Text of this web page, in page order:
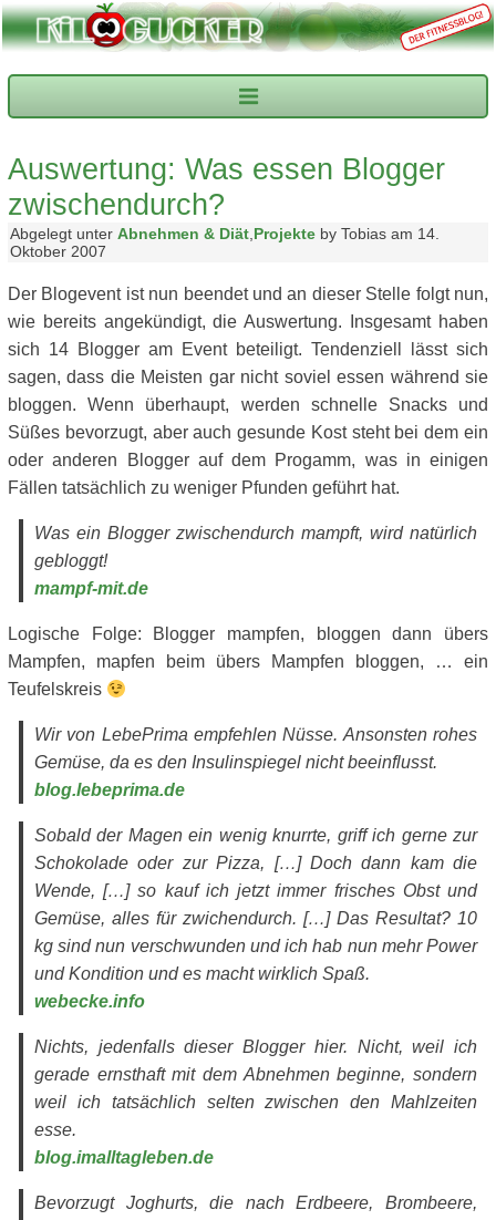
Auswertung: Was essen Blogger
zwischendurch?
Abgelegt unter Abnehmen & Diät Projekte by Tobias am 14.
Oktober 2007
Der Blogevent ist nun beendet und an dieser Stelle folgt nun,
wie bereits angekündigt, die Auswertung. Insgesamt haben
sich 14 Blogger am Event beteiligt. Tendenziell lässt sich
sagen, dass die Meisten gar nicht soviel essen während sie
bloggen. Wenn überhaupt, werden schnelle Snacks und
Süßes bevorzugt, aber auch gesunde Kost steht bei dem ein
oder anderen Blogger auf dem Progamm, was in einigen
Fällen tatsächlich zu weniger Pfunden geführt hat.
Was ein Blogger zwischendurch mampft, wird natürlich
gebloggt!
mampf-mit.de
Logische Folge: Blogger mampfen, bloggen dann übers
Mampfen, mapfen beim übers Mampfen bloggen, … ein
Teufelskreis
Wir von LebePrima empfehlen Nüsse. Ansonsten rohes
Gemüse, da es den Insulinspiegel nicht beeinflusst.
blog.lebeprima.de
Sobald der Magen ein wenig knurrte, griff ich gerne zur
Schokolade oder zur Pizza, […] Doch dann kam die
Wende, […] so kauf ich jetzt immer frisches Obst und
Gemüse, alles für zwichendurch. […] Das Resultat? 10
kg sind nun verschwunden und ich hab nun mehr Power
und Kondition und es macht wirklich Spaß.
webecke.info
Nichts, jedenfalls dieser Blogger hier. Nicht, weil ich
gerade ernsthaft mit dem Abnehmen beginne, sondern
weil ich tatsächlich selten zwischen den Mahlzeiten
esse.
blog.imalltagleben.de
Bevorzugt Joghurts, die nach Erdbeere, Brombeere,